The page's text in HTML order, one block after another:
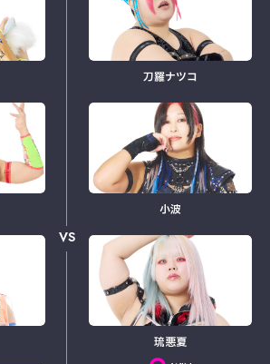
VS
刀羅ナツコ
小波
琉悪夏